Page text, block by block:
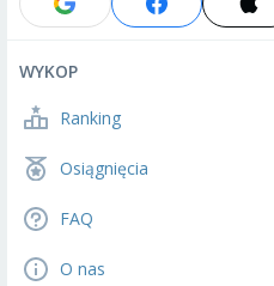
WYKOP
Ranking
Osiągnięcia
FAQ
O nas